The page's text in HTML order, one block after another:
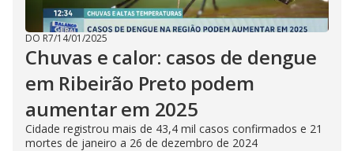
DO R7/14/01/2025
Chuvas e calor: casos de dengue
em Ribeirão Preto podem
aumentar em 2025
Cidade registrou mais de 43,4 mil casos confirmados e 21
mortes de janeiro a 26 de dezembro de 2024